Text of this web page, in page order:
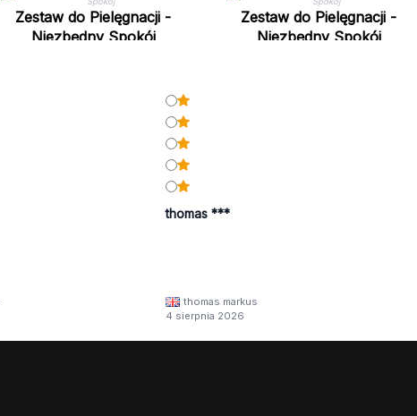
Zestaw do Pielęgnacji -
Niezbędny Spokój
Zestaw do Pielęgnacji -
Niezbędny Spokój
thomas ***
thomas markus
4 sierpnia 2026